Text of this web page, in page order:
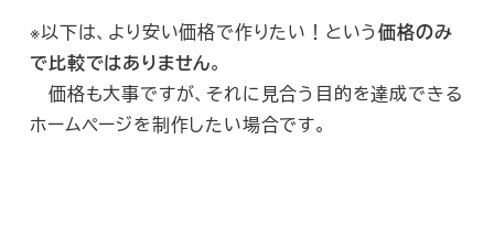
※以下は、より安い価格で作りたい！という価格のみ
で比較ではありません。
価格も大事ですが、それに見合う目的を達成できる
ホームページを制作したい場合です。